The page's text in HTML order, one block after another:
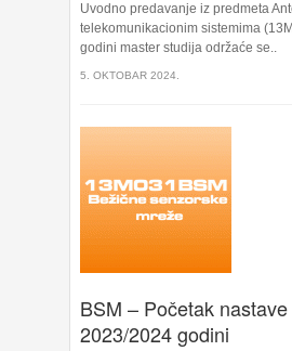
Uvodno predavanje iz predmeta
telekomunikacionim sistemima
godini master studija održaće se..
5. OKTOBAR 2024.
BSM – Početak
2023/2024 godini